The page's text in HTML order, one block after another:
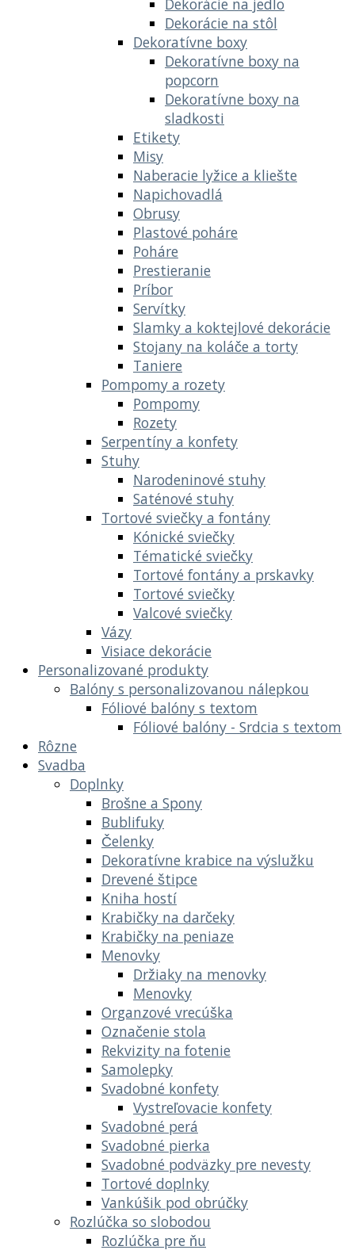
Dekorácie na stôl
Dekoratívne boxy
Dekoratívne boxy na
popcorn
Dekoratívne boxy na
sladkosti
Etikety
Misy
Naberacie lyžice a kliešte
Napichovadlá
Obrusy
Plastové poháre
Poháre
Prestieranie
Príbor
Servítky
Slamky a koktejlové dekorácie
Stojany na koláče a torty
Taniere
Pompomy a rozety
Pompomy
Rozety
Serpentíny a konfety
Stuhy
Narodeninové stuhy
Saténové stuhy
Tortové sviečky a fontány
Kónické sviečky
Tématické sviečky
Tortové fontány a prskavky
Tortové sviečky
Valcové sviečky
Vázy
Visiace dekorácie
Personalizované produkty
Balóny s personalizovanou nálepkou
Fóliové balóny s textom
Fóliové balóny - Srdcia s textom
Rôzne
Svadba
Doplnky
Brošne a Spony
Bublifuky
Čelenky
Dekoratívne krabice na výslužku
Drevené štipce
Kniha hostí
Krabičky na darčeky
Krabičky na peniaze
Menovky
Držiaky na menovky
Menovky
Organzové vrecúška
Označenie stola
Rekvizity na fotenie
Samolepky
Svadobné konfety
Vystreľovacie konfety
Svadobné perá
Svadobné pierka
Svadobné podväzky pre nevesty
Tortové doplnky
Vankúšik pod obrúčky
Rozlúčka so slobodou
Rozlúčka pre ňu